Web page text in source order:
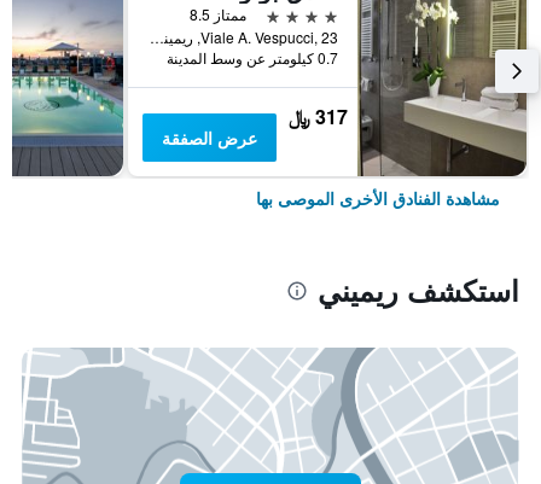
4 نجوم
ممتاز 8.5
Viale A. Vespucci, 23, ريميني, مقاطعة ريميني, إيطاليا
0.7 كيلومتر عن وسط المدينة
317 ﷼
عرض الصفقة
مشاهدة الفنادق الأخرى الموصى بها
استكشف ريميني